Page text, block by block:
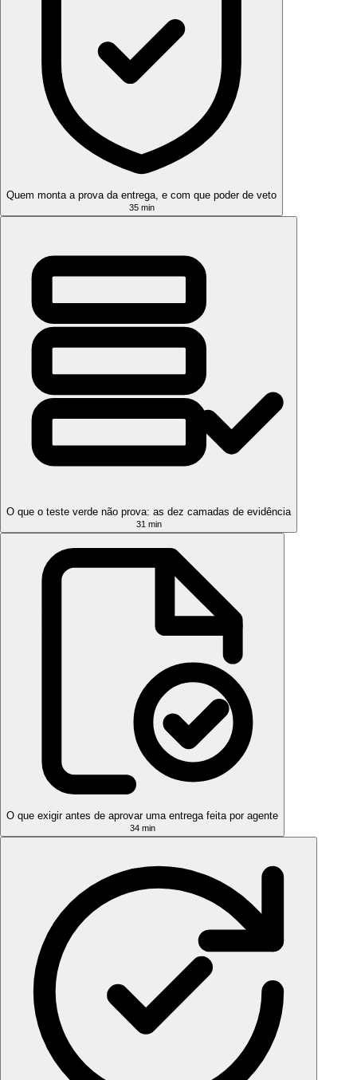
Quem monta a prova da entrega, e com que poder de veto
35 min
O que o teste verde não prova: as dez camadas de evidência
31 min
O que exigir antes de aprovar uma entrega feita por agente
34 min